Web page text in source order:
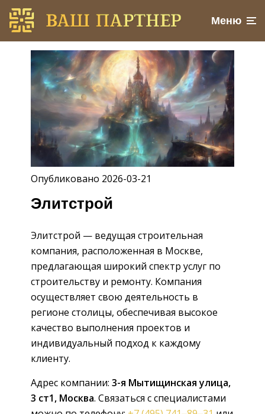
Меню
Опубликовано 2026-03-21
Элитстрой
Элитстрой — ведущая строительная
компания, расположенная в Москве,
предлагающая широкий спектр услуг по
строительству и ремонту. Компания
осуществляет свою деятельность в
регионе столицы, обеспечивая высокое
качество выполнения проектов и
индивидуальный подход к каждому
клиенту.
Адрес компании: 3-я Мытищинская улица,
3 ст1, Москва. Связаться с специалистами